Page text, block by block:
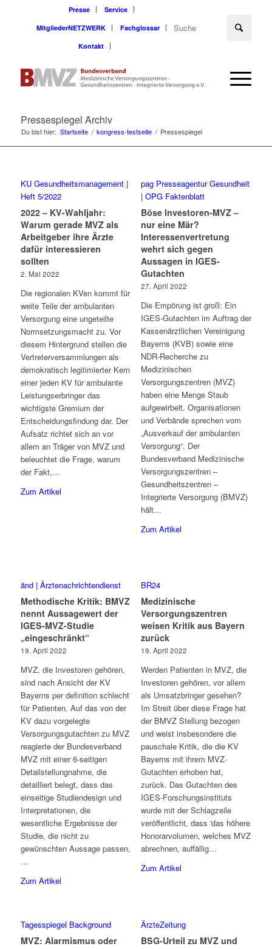
Presse
Service
MitgliederNETZWERK
Fachglossar
Kontakt
Pressespiegel Archiv
Du bist hier: Startseite / kongress-testseite / Pressespiegel
KU Gesundheitsmanagement |
Heft 5/2022
2022 – KV-Wahljahr:
Warum gerade MVZ als
Arbeitgeber ihre Ärzte
dafür interessieren
sollten
2. Mai 2022
Die regionalen KVen kommt für
weite Teile der ambulanten
Versorgung eine ungeteilte
Normsetzungsmacht zu. Vor
diesem Hintergrund stellen die
Vertreterversammlungen als
demokratisch legitimierter Kern
einer jeden KV für ambulante
Leistungserbringer das
wichtigste Gremium der
Entscheidungsfindung dar. Der
Aufsatz richtet sich an vor
allem an Träger von MVZ und
beleuchtet die Frage, warum
der Fakt,…
Zum Artikel
pag Presseagentur Gesundheit
| OPG Faktenblatt
Böse Investoren-MVZ –
nur eine Mär?
Interessenvertretung
wehrt sich gegen
Aussagen in IGES-
Gutachten
27. April 2022
Die Empörung ist groß: Ein
IGES-Gutachten im Auftrag der
Kassenärztlichen Vereinigung
Bayerns (KVB) sowie eine
NDR-Recherche zu
Medizinischen
Versorgungszentren (MVZ)
haben eine Menge Staub
aufgewirbelt. Organisationen
und Verbände sprechen vom
„Ausverkauf der ambulanten
Versorgung“. Der
Bundesverband Medizinische
Versorgungszentren –
Gesundheitszentren –
Integrierte Versorgung (BMVZ)
hält…
Zum Artikel
änd | Ärztenachrichtendienst
Methodische Kritik: BMVZ
nennt Aussagewert der
IGES-MVZ-Studie
„eingeschränkt“
19. April 2022
MVZ, die Investoren gehören,
sind nach Ansicht der KV
Bayerns per definition schlecht
für Patienten. Auf das von der
KV dazu vorgelegte
Versorgungsgutachten zu MVZ
reagierte der Bundesverband
MVZ mit einer 6-seitigen
Detailstellungnahme, die
detailliert belegt, dass das
einseitige Studiendesign und
Interpretationen, die
wesentliche Ergebnisse der
Studie, die nicht zu
gewünschten Aussage passen,
…
Zum Artikel
BR24
Medizinische
Versorgungszentren
weisen Kritik aus Bayern
zurück
19. April 2022
Werden Patienten in MVZ, die
Investoren gehören, vor allem
als Umsatzbringer gesehen?
Im Streit über diese Frage hat
der BMVZ Stellung bezogen
und weist insbesondere die
pauschale Kritik, die die KV
Bayerns mit ihrem MVZ-
Gutachten erhoben hat,
zurück. Das Gutachten des
IGES-Forschungsinstituts
wurde mit der Schlagzeile
veröffentlicht, dass 'das höhere
Honorarvolumen, welches MVZ
abrechnen, auffällig…
Zum Artikel
Tagesspiegel Background
MVZ: Alarmismus oder
ÄrzteZeitung
BSG-Urteil zu MVZ und